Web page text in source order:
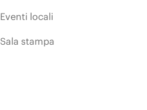
Eventi locali
Sala stampa